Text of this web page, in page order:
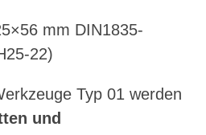
mm DIN1835-
22)
Typ 01 werden
und